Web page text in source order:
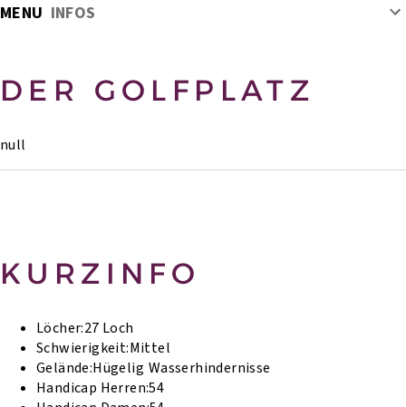
MENU INFOS
DER GOLFPLATZ
null
KURZINFO
Löcher:27 Loch
Schwierigkeit:Mittel
Gelände:Hügelig Wasserhindernisse
Handicap Herren:54